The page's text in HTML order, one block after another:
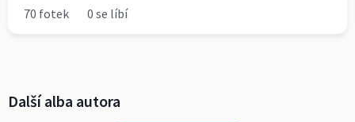
70 fotek 0 se líbí
Další alba autora